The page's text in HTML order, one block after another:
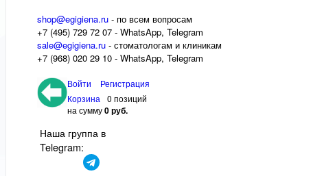
shop@egigiena.ru - по всем вопросам
‎+7 (495) 729 72 07 - WhatsApp, Telegram
sale@egigiena.ru - стоматологам и клиникам
+7 (968) 020 29 10 - WhatsApp, Telegram
Войти
Регистрация
Корзина
0 позиций
на сумму0 руб.
Наша группа в
Telegram: